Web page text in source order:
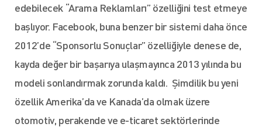
edebilecek “Arama Reklamları” özelliğini test etmeye
başlıyor. Facebook, buna benzer bir sistemi daha önce
2012’de “Sponsorlu Sonuçlar” özelliğiyle denese de,
kayda değer bir başarıya ulaşmayınca 2013 yılında bu
modeli sonlandırmak zorunda kaldı. Şimdilik bu yeni
özellik Amerika’da ve Kanada’da olmak üzere
otomotiv, perakende ve e-ticaret sektörlerinde